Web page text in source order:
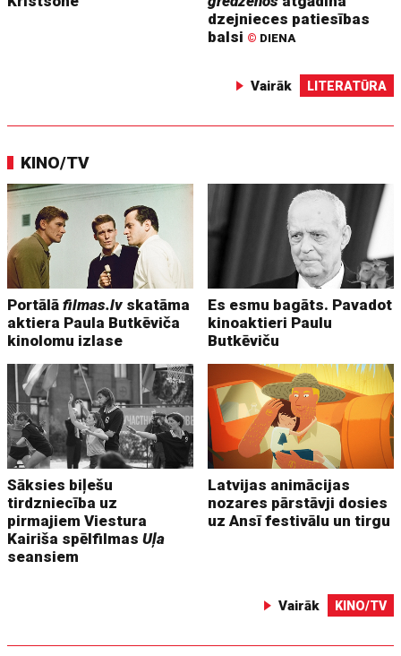
dzejnieces patiesības
balsi © DIENA
Vairāk LITERATŪRA
KINO/TV
Portālāfilmas.lv skatāma
aktiera Paula Butkēviča
kinolomu izlase
Es esmu bagāts. Pavadot
kinoaktieri Paulu
Butkēviču
Sāksies biļešu
tirdzniecība uz
pirmajiem Viestura
Kairiša spēlfilmasUļa
seansiem
Latvijas animācijas
nozares pārstāvji dosies
uz Ansī festivālu un tirgu
Vairāk KINO/TV